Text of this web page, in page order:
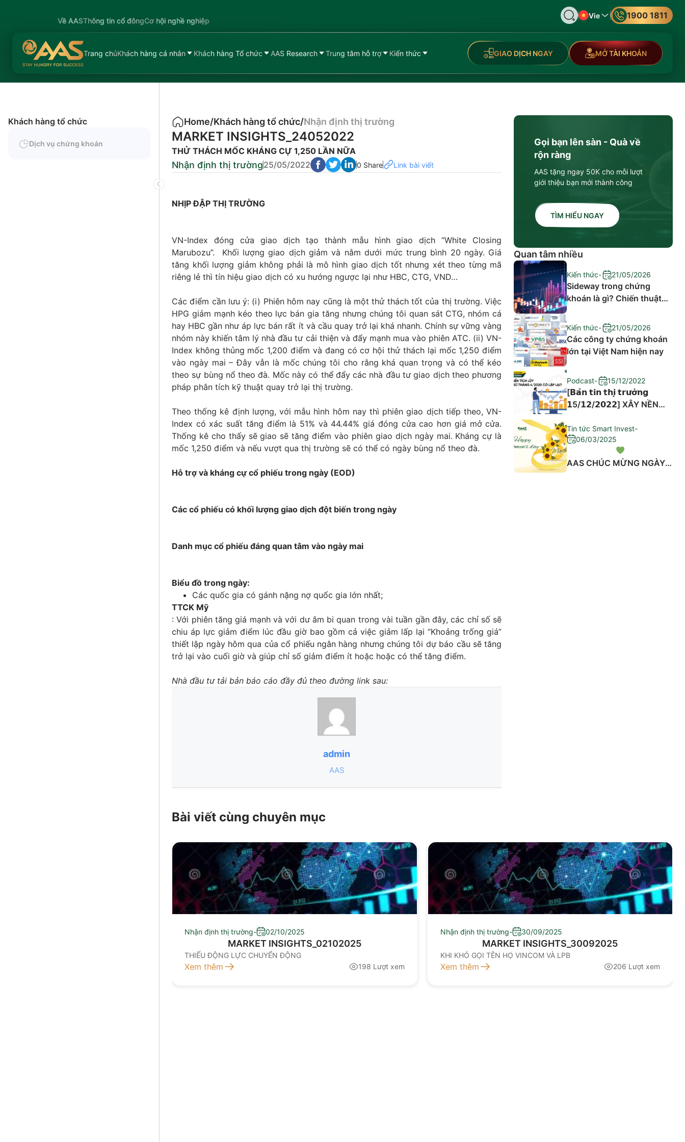
Về AASThông tin cổ đôngCơ hội nghề nghiệp
Vie 1900 1811
Trang chủKhách hàng cá nhân Khách hàng Tổ chức AAS Research Trung tâm hỗ trợ Kiến thức GIAO DỊCH NGAY MỞ TÀI KHOẢN
Khách hàng tổ chức
Dịch vụ chứng khoán
Home/Khách hàng tổ chức/Nhận định thị trường
MARKET INSIGHTS_24052022
THỬ THÁCH MỐC KHÁNG CỰ 1,250 LẦN NỮA
Nhận định thị trường25/05/2022 0 Share Link bài viết
NHỊP ĐẬP THỊ TRƯỜNG
VN-Index đóng cửa giao dịch tạo thành mẫu hình giao dịch “White Closing
Marubozu”. Khối lượng giao dịch giảm và nằm dưới mức trung bình 20 ngày. Giá
tăng khối lượng giảm không phải là mô hình giao dịch tốt nhưng xét theo từng mã
riêng lẻ thì tín hiệu giao dịch có xu hướng ngược lại như HBC, CTG, VND…
Các điểm cần lưu ý: (i) Phiên hôm nay cũng là một thử thách tốt của thị trường. Việc
HPG giảm mạnh kéo theo lực bán gia tăng nhưng chúng tôi quan sát CTG, nhóm cá
hay HBC gần như áp lực bán rất ít và cầu quay trở lại khá nhanh. Chính sự vững vàng
nhóm này khiến tâm lý nhà đầu tư cải thiện và đẩy mạnh mua vào phiên ATC. (ii) VN-
Index không thủng mốc 1,200 điểm và đang có cơ hội thử thách lại mốc 1,250 điểm
vào ngày mai – Đây vẫn là mốc chúng tôi cho rằng khá quan trọng và có thể kéo
theo sự bùng nổ theo đà. Mốc này có thể đẩy các nhà đầu tư giao dịch theo phương
pháp phân tích kỹ thuật quay trở lại thị trường.
Theo thống kê định lượng, với mẫu hình hôm nay thì phiên giao dịch tiếp theo, VN-
Index có xác suất tăng điểm là 51% và 44.44% giá đóng cửa cao hơn giá mở cửa.
Thống kê cho thấy sẽ giao sẽ tăng điểm vào phiên giao dịch ngày mai. Kháng cự là
mốc 1,250 điểm và nếu vượt qua thị trường sẽ có thể có ngày bùng nổ theo đà.
Hỗ trợ và kháng cự cổ phiếu trong ngày (EOD)
Các cổ phiếu có khối lượng giao dịch đột biến trong ngày
Danh mục cổ phiếu đáng quan tâm vào ngày mai
Biểu đồ trong ngày:
Các quốc gia có gánh nặng nợ quốc gia lớn nhất;
TTCK Mỹ
: Với phiên tăng giá mạnh và với dư âm bi quan trong vài tuần gần đây, các chỉ số sẽ
chiu áp lực giảm điểm lúc đầu giờ bao gồm cả việc giảm lấp lại “Khoảng trống giá”
thiết lập ngày hôm qua của cổ phiếu ngân hàng nhưng chúng tôi dự báo cầu sẽ tăng
trở lại vào cuối giờ và giúp chỉ số giảm điểm ít hoặc hoặc có thể tăng điểm.
Nhà đầu tư tải bản báo cáo đầy đủ theo đường link sau:
admin
AAS
Gọi bạn lên sàn - Quà về
rộn ràng
AAS tặng ngay 50K cho mỗi lượt
giới thiệu bạn mới thành công
TÌM HIỂU NGAY
Quan tâm nhiều
Kiến thức- 21/05/2026
Sideway trong chứng
khoán là gì? Chiến thuật
Kiến thức- 21/05/2026
Các công ty chứng khoán
lớn tại Việt Nam hiện nay
Podcast- 15/12/2022
[𝗕𝗮̉𝗻 𝘁𝗶𝗻 𝘁𝗵𝗶̣ 𝘁𝗿𝘂̛𝗼̛̀𝗻𝗴
𝟭5/𝟭𝟮/𝟮𝟬𝟮𝟮] XÂY NỀN
THÁNG 4/2020 CÓ LẶP
LẠI?
Tin tức Smart Invest-
06/03/2025
AAS CHÚC MỪNG NGÀY
Bài viết cùng chuyên mục
Nhận định thị trường- 02/10/2025
MARKET INSIGHTS_02102025
THIẾU ĐỘNG LỰC CHUYỂN ĐỘNG
Xem thêm 198 Lượt xem
Nhận định thị trường- 30/09/2025
MARKET INSIGHTS_30092025
KHI KHÓ GỌI TÊN HỌ VINCOM VÀ LPB
Xem thêm 206 Lượt xem